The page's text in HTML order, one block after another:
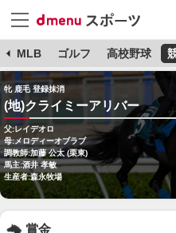
MLB ゴルフ 高校野球
牝 鹿毛 登録抹消
(地)クライミーアリバー
父:レイデオロ
母:メロディーオブラブ
調教師:加藤 公太 (栗東)
馬主:酒井 孝敏
生産者:森永牧場
賞金